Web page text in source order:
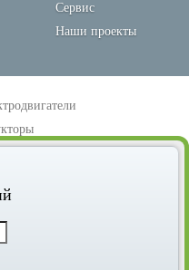
Сервис
Наши проекты
9,3кг, PAM 28/250